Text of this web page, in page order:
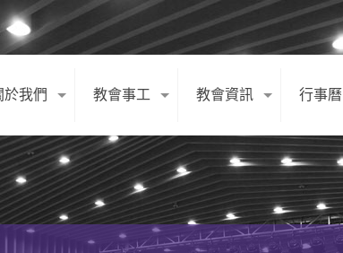
於我們 教會事工 教會資訊 行事曆